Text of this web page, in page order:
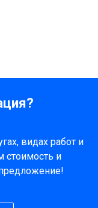
видах работ и
стоимость и